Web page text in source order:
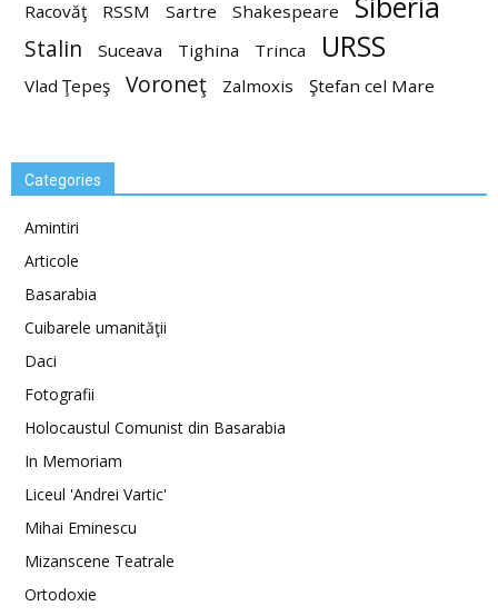
Racovăţ RSSM Sartre Shakespeare Siberia
Stalin Suceava Tighina Trinca URSS
Vlad Ţepeş Voroneţ Zalmoxis Ştefan cel Mare
Categories
Amintiri
Articole
Basarabia
Cuibarele umanităţii
Daci
Fotografii
Holocaustul Comunist din Basarabia
In Memoriam
Liceul 'Andrei Vartic'
Mihai Eminescu
Mizanscene Teatrale
Ortodoxie